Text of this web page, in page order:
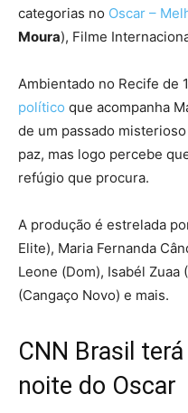
categorias no Oscar –
Moura), Filme
Ambientado no Recife de
político que acompanha
de um passado
paz, mas logo percebe
refúgio que procura.
A produção é estrelada
Elite), Maria Fernanda
Leone (Dom), Isabél Zuaa
(Cangaço Novo) e mais.
CNN Brasil
noite do Oscar